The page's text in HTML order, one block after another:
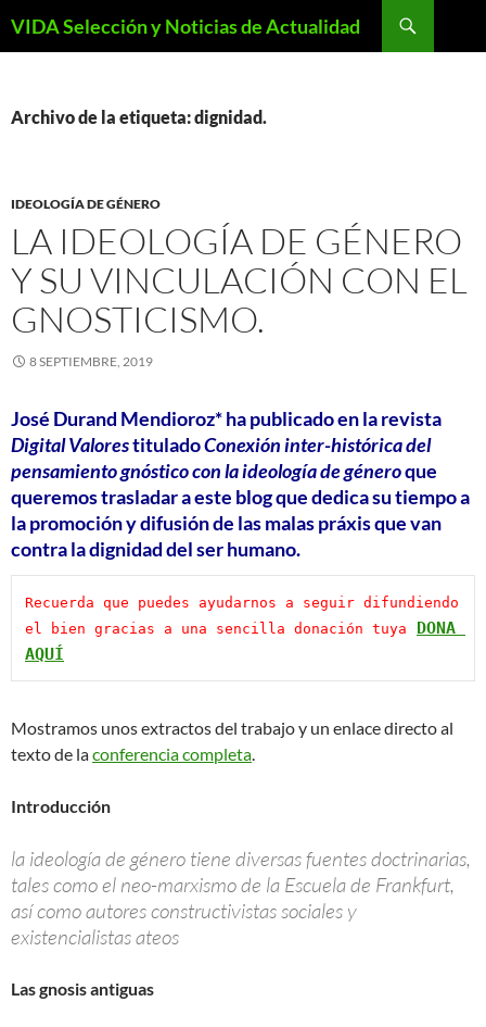
VIDA Selección y Noticias de Actualidad
Archivo de la etiqueta: dignidad.
IDEOLOGÍA DE GÉNERO
LA IDEOLOGÍA DE GÉNERO
Y SU VINCULACIÓN CON EL
GNOSTICISMO.
8 SEPTIEMBRE, 2019
José Durand Mendioroz*ha publicado en la revista
Digital ValorestituladoConexión inter-histórica del
pensamiento gnóstico con la ideología de géneroque
queremos trasladar a este blog que dedica su tiempo a
la promoción y difusión de las malas práxis que van
contra la dignidad del ser humano.
Recuerda que puedes ayudarnos a seguir difundiendo
el bien gracias a una sencilla donación tuya
DONA
AQUÍ
Mostramos unos extractos del trabajo y un enlace directo al
texto de laconferencia completa.
Introducción
la ideología de género tiene diversas fuentes doctrinarias,
tales como el neo-marxismo de la Escuela de Frankfurt,
así como autores constructivistas sociales y
existencialistas ateos
Las gnosis antiguas